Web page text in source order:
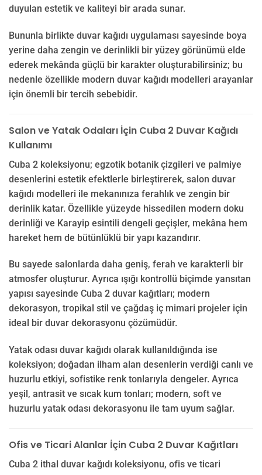
duyulan estetik ve kaliteyi bir arada sunar.
Bununla birlikte duvar kağıdı uygulaması sayesinde boya
yerine daha zengin ve derinlikli bir yüzey görünümü elde
ederek mekânda güçlü bir karakter oluşturabilirsiniz; bu
nedenle özellikle modern duvar kağıdı modelleri arayanlar
için önemli bir tercih sebebidir.
Salon ve Yatak Odaları İçin Cuba 2 Duvar Kağıdı
Kullanımı
Cuba 2 koleksiyonu; egzotik botanik çizgileri ve palmiye
desenlerini estetik efektlerle birleştirerek, salon duvar
kağıdı modelleri ile mekanınıza ferahlık ve zengin bir
derinlik katar. Özellikle yüzeyde hissedilen modern doku
derinliği ve Karayip esintili dengeli geçişler, mekâna hem
hareket hem de bütünlüklü bir yapı kazandırır.
Bu sayede salonlarda daha geniş, ferah ve karakterli bir
atmosfer oluşturur. Ayrıca ışığı kontrollü biçimde yansıtan
yapısı sayesinde Cuba 2 duvar kağıtları; modern
dekorasyon, tropikal stil ve çağdaş iç mimari projeler için
ideal bir duvar dekorasyonu çözümüdür.
Yatak odası duvar kağıdı olarak kullanıldığında ise
koleksiyon; doğadan ilham alan desenlerin verdiği canlı ve
huzurlu etkiyi, sofistike renk tonlarıyla dengeler. Ayrıca
yeşil, antrasit ve sıcak kum tonları; modern, soft ve
huzurlu yatak odası dekorasyonu ile tam uyum sağlar.
Ofis ve Ticari Alanlar İçin Cuba 2 Duvar Kağıtları
Cuba 2 ithal duvar kağıdı koleksiyonu, ofis ve ticari